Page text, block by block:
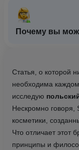
Статья, о которой
необходима
исследую
Нескромно говоря,
косметики,
Что отличает этот
принципы и
Почему вы